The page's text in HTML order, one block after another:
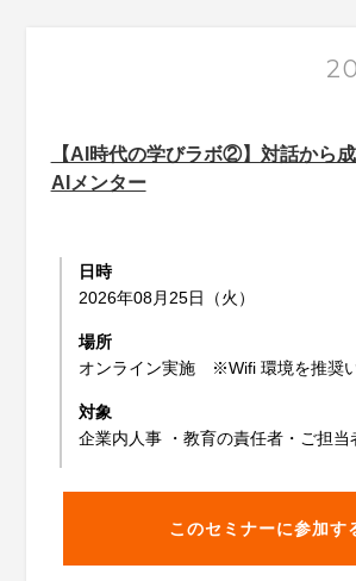
【AI時代の学びラボ②】対話から
AIメンター
日時
2026年08月25日（火）
場所
オンライン実施 ※Wifi 環境を推奨
対象
企業内人事 ・教育の責任者・ご担当
このセミナーに参加す